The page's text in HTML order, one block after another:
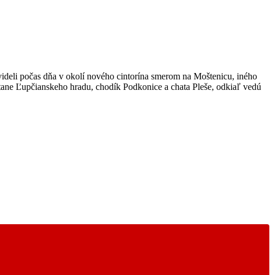
počas dňa v okolí nového cintorína smerom na Moštenicu, iného
Ľupčianskeho hradu, chodík Podkonice a chata Pleše, odkiaľ vedú